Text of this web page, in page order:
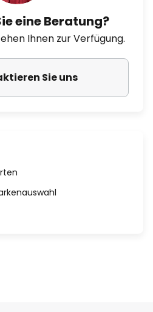
eine Beratung?
Ihnen zur Verfügung.
Sie uns